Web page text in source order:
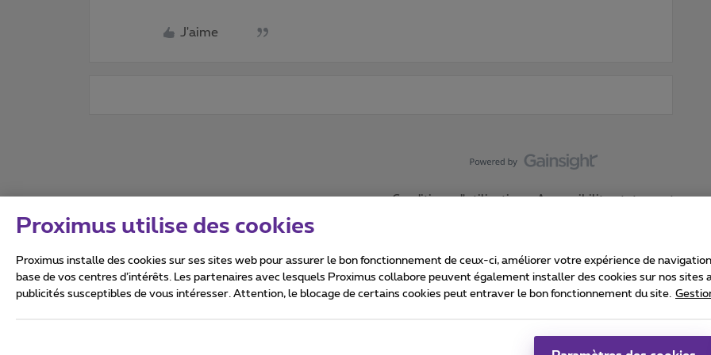
J'aime
Conditions d'utilisation Accessibility statement
Tous droits réservés. ©2026Proximus
Proximus utilise des cookies
Proximus installe des cookies sur ses sites web pour assurer le bon fonctionnement de ceux-ci, améliorer votre expérience de
base de vos centres d’intérêts. Les partenaires avec lesquels Proximus collabore peuvent également installer des cookies sur nos sites
publicités susceptibles de vous intéresser. Attention, le blocage de certains cookies peut entraver le bon fonctionnement du site.